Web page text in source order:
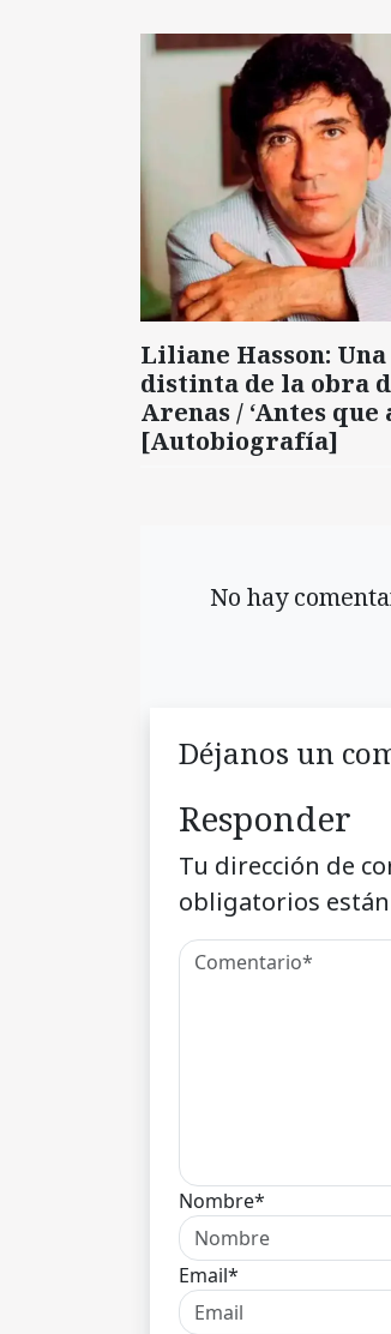
Liliane Hasson:
distinta de la obra
Arenas / ‘Antes que
[Autobiografía]
No hay
Déjanos un
Responder
Tu dirección de
obligatorios
Nombre*
Email*